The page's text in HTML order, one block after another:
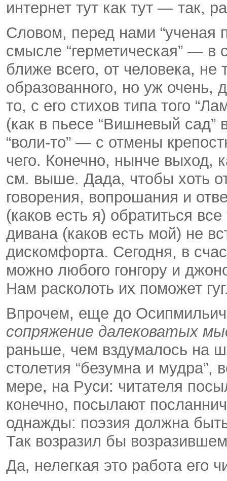
интернет тут как тут — так,
Словом, перед нами “ученая
смысле “герметическая” —
ближе всего, от человека, не
образованного, но уж
то, с его стихов типа того
(как в пьесе “Вишневый сад”
“воли-то” — с отмены
чего. Конечно, нынче выход,
см. выше. Да­да, чтобы хоть
говорения, вопрошания и
(каков есть я) обратиться
дивана (каков есть мой) не
дискомфорта. Сегодня, в
можно любого гонгору и
Нам расколоть их поможет
Впрочем, еще до
сопряжение далековатых
раньше, чем вздумалось на
столетия “безумна и мудра”,
мере, на Руси: читателя
конечно, посылают
однажды: поэзия должна
Так возразил бы
Да, нелегкая это работа его